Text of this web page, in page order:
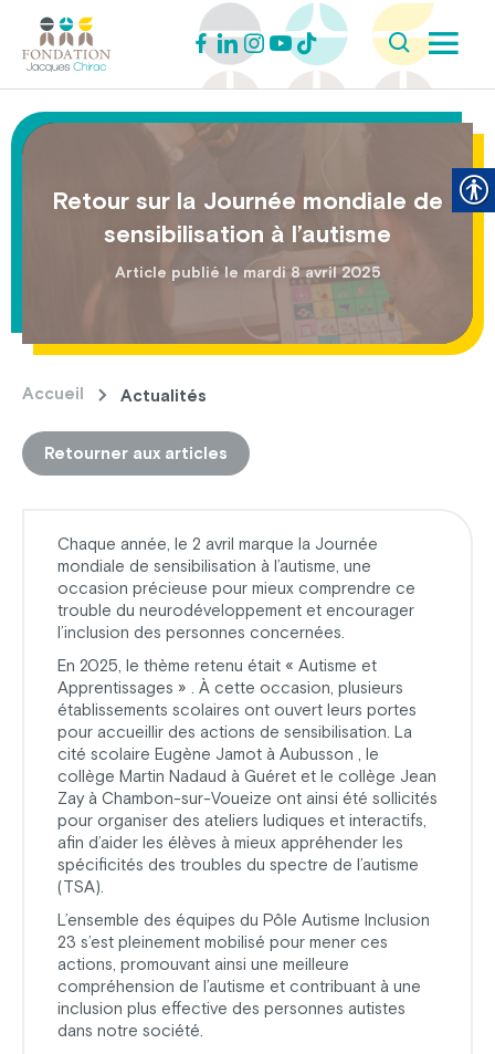
Retour sur la Journée mondiale de
sensibilisation à l’autisme
Article publié le mardi 8 avril 2025
Accueil Actualités
Retourner aux articles
Chaque année, le 2 avril marque la Journée
mondiale de sensibilisation à l’autisme, une
occasion précieuse pour mieux comprendre ce
trouble du neurodéveloppement et encourager
l’inclusion des personnes concernées.
En 2025, le thème retenu était « Autisme et
Apprentissages » . À cette occasion, plusieurs
établissements scolaires ont ouvert leurs portes
pour accueillir des actions de sensibilisation. La
cité scolaire Eugène Jamot à Aubusson , le
collège Martin Nadaud à Guéret et le collège Jean
Zay à Chambon-sur-Voueize ont ainsi été sollicités
pour organiser des ateliers ludiques et interactifs,
afin d’aider les élèves à mieux appréhender les
spécificités des troubles du spectre de l’autisme
(TSA).
L’ensemble des équipes du Pôle Autisme Inclusion
23 s’est pleinement mobilisé pour mener ces
actions, promouvant ainsi une meilleure
compréhension de l’autisme et contribuant à une
inclusion plus effective des personnes autistes
dans notre société.